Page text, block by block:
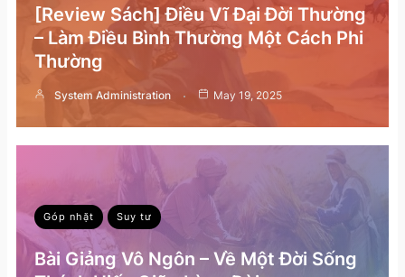
[Review Sách] Điều Vĩ Đại Đời Thường
– Làm Điều Bình Thường Một Cách Phi
Thường
System Administration May 19, 2025
Góp nhặt Suy tư
Bài Giảng Vô Ngôn – Về Một Đời Sống